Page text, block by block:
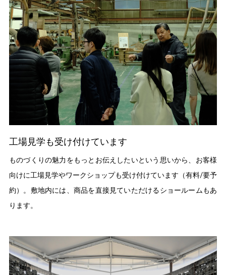
工場見学も受け付けています
ものづくりの魅力をもっとお伝えしたいという思いから、お客様
向けに工場見学やワークショップも受け付けています（有料/要予
約）。敷地内には、商品を直接見ていただけるショールームもあ
ります。